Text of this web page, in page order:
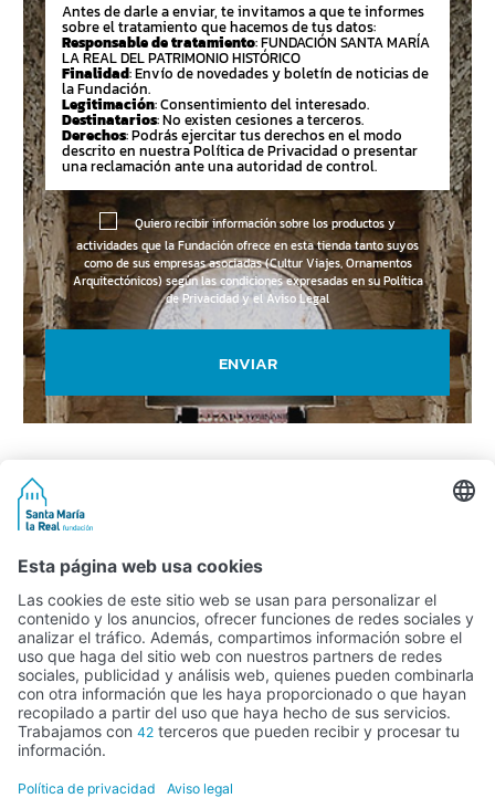
Antes de darle a enviar, te invitamos a que te informes
sobre el tratamiento que hacemos de tus datos:
Responsable de tratamiento: FUNDACIÓN SANTA MARÍA
LA REAL DEL PATRIMONIO HISTÓRICO
Finalidad: Envío de novedades y boletín de noticias de
la Fundación.
Legitimación: Consentimiento del interesado.
Destinatarios: No existen cesiones a terceros.
Derechos: Podrás ejercitar tus derechos en el modo
descrito en nuestra Política de Privacidad o presentar
una reclamación ante una autoridad de control.
Quiero recibir información sobre los productos y
actividades que la Fundación ofrece en esta tienda tanto suyos
como de sus empresas asociadas (Cultur Viajes, Ornamentos
Arquitectónicos) según las condiciones expresadas en suPolítica
de Privacidad y el Aviso Legal
ENVIAR
Actividad subvencionada por el Ministerio de Educación, Cultura y
Deporte